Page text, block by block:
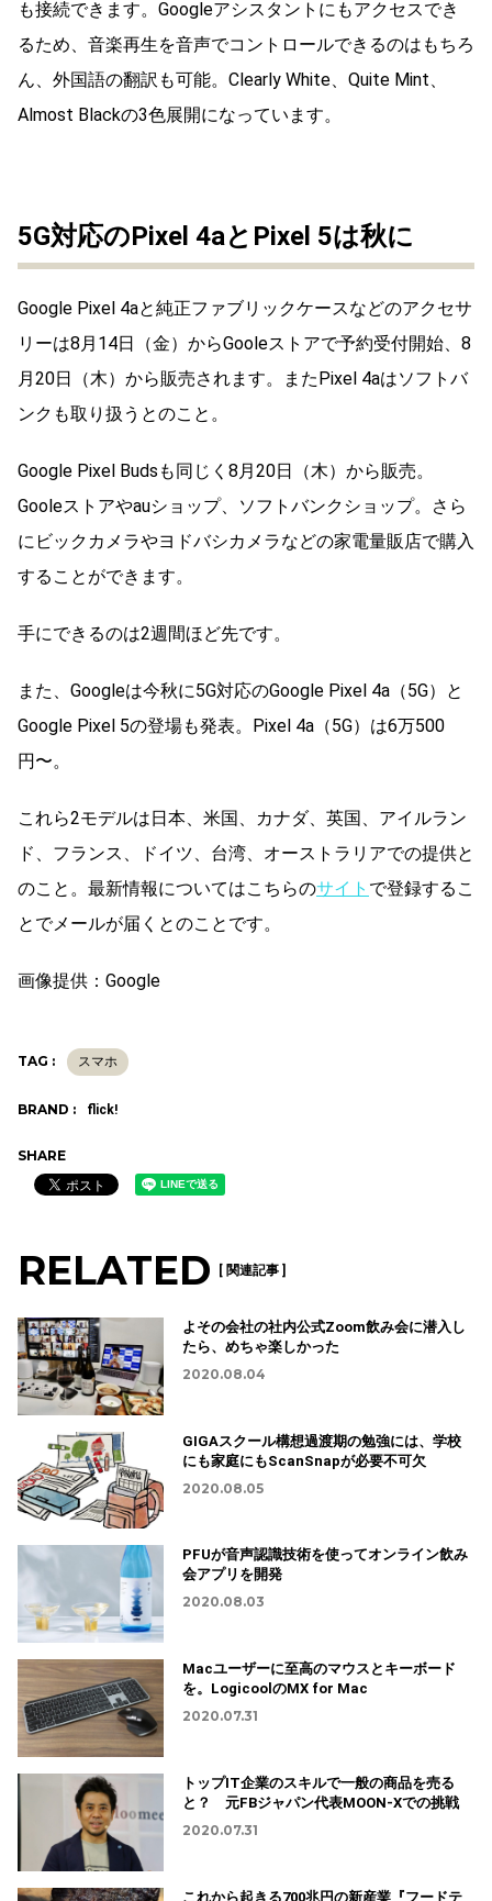
も接続できます。Googleアシスタントにもアクセスでき
るため、音楽再生を音声でコントロールできるのはもちろ
ん、外国語の翻訳も可能。Clearly White、Quite Mint、
Almost Blackの3色展開になっています。
5G対応のPixel 4aとPixel 5は秋に
Google Pixel 4aと純正ファブリックケースなどのアクセサ
リーは8月14日（金）からGooleストアで予約受付開始、8
月20日（木）から販売されます。またPixel 4aはソフトバ
ンクも取り扱うとのこと。
Google Pixel Budsも同じく8月20日（木）から販売。
Gooleストアやauショップ、ソフトバンクショップ。さら
にビックカメラやヨドバシカメラなどの家電量販店で購入
することができます。
手にできるのは2週間ほど先です。
また、Googleは今秋に5G対応のGoogle Pixel 4a（5G）と
Google Pixel 5の登場も発表。Pixel 4a（5G）は6万500
円〜。
これら2モデルは日本、米国、カナダ、英国、アイルラン
ド、フランス、ドイツ、台湾、オーストラリアでの提供と
のこと。最新情報についてはこちらのサイト で登録するこ
とでメールが届くとのことです。
画像提供：Google
TAG : スマホ
BRAND : flick!
SHARE
RELATED [ 関連記事 ]
よその会社の社内公式Zoom飲み会に潜入し
たら、めちゃ楽しかった
2020.08.04
GIGAスクール構想過渡期の勉強には、学校
にも家庭にもScanSnapが必要不可欠
2020.08.05
PFUが音声認識技術を使ってオンライン飲み
会アプリを開発
2020.08.03
Macユーザーに至高のマウスとキーボード
を。LogicoolのMX for Mac
2020.07.31
トップIT企業のスキルで一般の商品を売る
と？ 元FBジャパン代表MOON-Xでの挑戦
2020.07.31
これから起きる700兆円の新産業『フードテ